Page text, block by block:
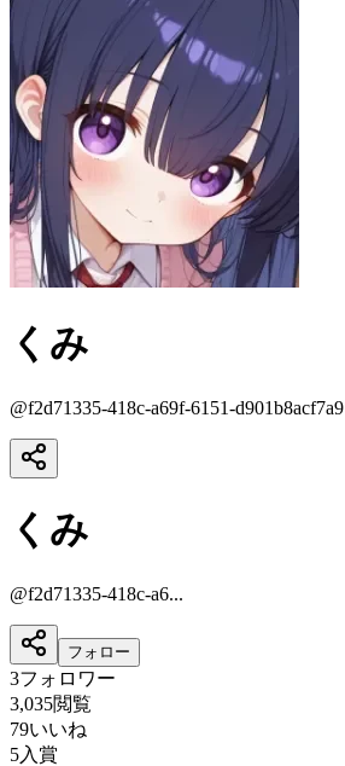
くみ
@f2d71335-418c-a69f-6151-d901b8acf7a9
くみ
@f2d71335-418c-a6...
フォロー
3フォロワー
3,035閲覧
79いいね
5入賞